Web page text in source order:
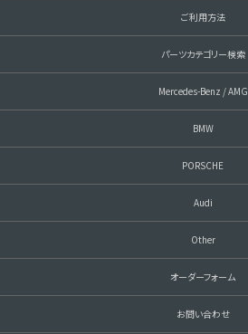
ご利用方法
パーツカテゴリー検索
Mercedes-Benz / AMG
BMW
PORSCHE
Audi
Other
オーダーフォーム
お問い合わせ